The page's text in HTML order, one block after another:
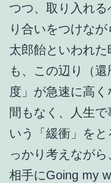
つつ、取り入れ
り合いをつけな
太郎飴といわれ
も、この辺り（
度」が急速に高く
間もなく、人生
いう「緩衝」を
っかり考えなが
相手にGoing my